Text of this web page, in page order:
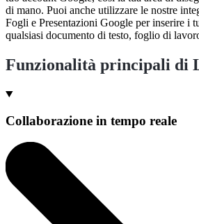
di mano. Puoi anche utilizzare le nostre
Fogli e Presentazioni Google per inserire i
qualsiasi documento di testo, foglio di
Funzionalità principali di
Collaborazione in tempo reale